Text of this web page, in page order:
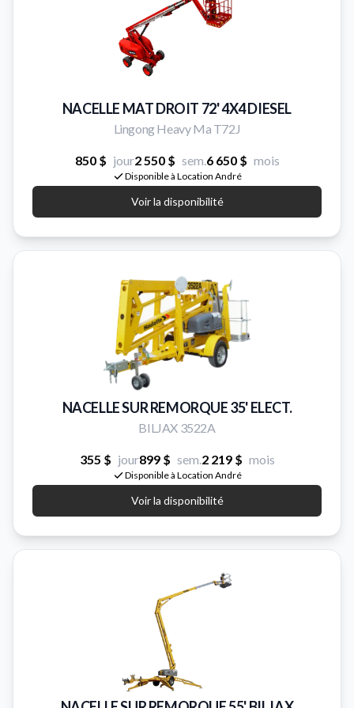
NACELLE MAT DROIT 72' 4X4 DIESEL
Lingong Heavy Ma T72J
850 $ jour2 550 $ sem.6 650 $ mois
Disponible à Location André
Voir la disponibilité
NACELLE SUR REMORQUE 35' ELECT.
BILJAX 3522A
355 $ jour899 $ sem.2 219 $ mois
Disponible à Location André
Voir la disponibilité